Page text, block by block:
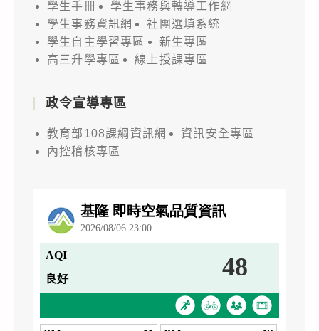
學生手冊
學生事務與轉導工作網
學生事務資訊網
社團選填系統
學生自主學習專區
新生專區
高三升學專區
線上授課專區
政令宣導專區
教育部108課綱資訊網
資訊安全專區
內控稽核專區